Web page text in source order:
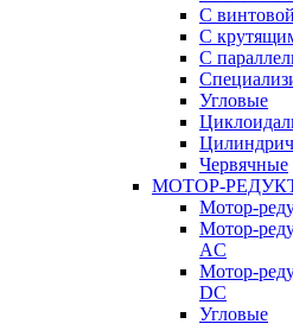
С
С
С
Угловые
Червячные
МОТОР-
Мотор-
Мотор-
AC
Мотор-
DC
Угловые